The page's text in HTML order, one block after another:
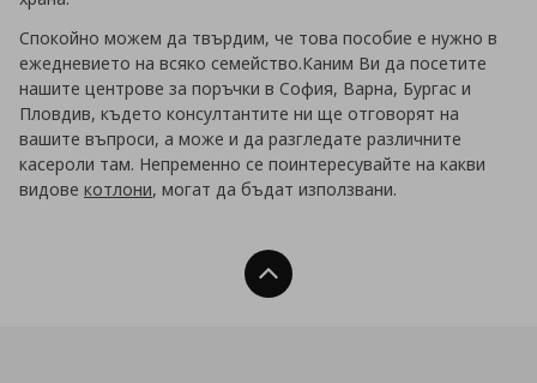
Спокойно можем да твърдим, че това пособие е нужно в
ежедневието на всяко семейство.Каним Ви да посетите
нашите центрове за поръчки в София, Варна, Бургас и
Пловдив, където консултантите ни ще отговорят на
вашите въпроси, а може и да разгледате различните
касероли там. Непременно се поинтересувайте на какви
видове котлони, могат да бъдат използвани.
Нагоре